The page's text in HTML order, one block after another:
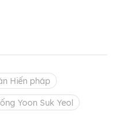
Hiến pháp
Yoon Suk Yeol